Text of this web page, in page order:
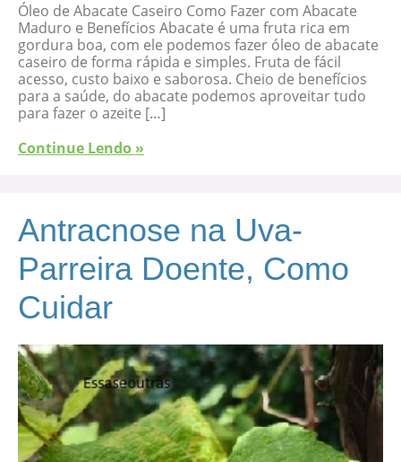
Óleo de Abacate Caseiro Como Fazer com Abacate
Maduro e Benefícios Abacate é uma fruta rica em
gordura boa, com ele podemos fazer óleo de abacate
caseiro de forma rápida e simples. Fruta de fácil
acesso, custo baixo e saborosa. Cheio de benefícios
para a saúde, do abacate podemos aproveitar tudo
para fazer o azeite […]
Continue Lendo »
Antracnose na Uva-
Parreira Doente, Como
Cuidar